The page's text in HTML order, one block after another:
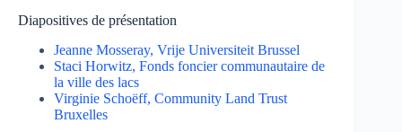
Diapositives de présentation
Jeanne Mosseray, Vrije Universiteit Brussel
Staci Horwitz, Fonds foncier communautaire de
la ville des lacs
Virginie Schoëff, Community Land Trust
Bruxelles